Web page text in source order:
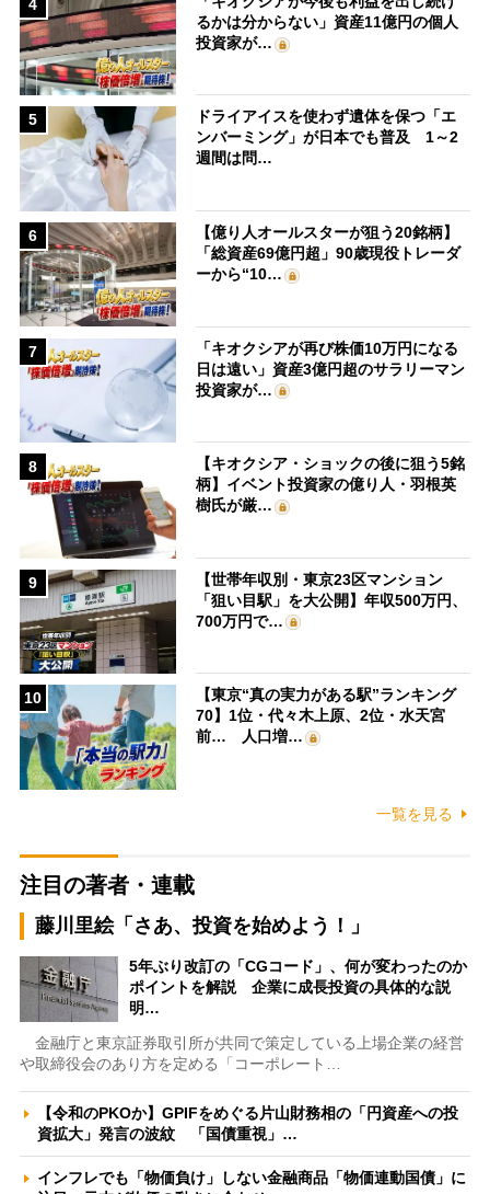
4
るかは分からない」資産11億円の個人
投資家が…
5
ドライアイスを使わず遺体を保つ「エ
ンバーミング」が日本でも普及 1～2
週間は問…
6
【億り人オールスターが狙う20銘柄】
「総資産69億円超」90歳現役トレーダ
ーから“10…
7
「キオクシアが再び株価10万円になる
日は遠い」資産3億円超のサラリーマン
投資家が…
8
【キオクシア・ショックの後に狙う5銘
柄】イベント投資家の億り人・羽根英
樹氏が厳…
9
【世帯年収別・東京23区マンション
「狙い目駅」を大公開】年収500万円、
700万円で…
10
【東京“真の実力がある駅”ランキング
70】1位・代々木上原、2位・水天宮
前… 人口増…
一覧を見る
注目の著者・連載
藤川里絵「さあ、投資を始めよう！」
5年ぶり改訂の「CGコード」、何が変わったのか
ポイントを解説 企業に成長投資の具体的な説
明…
金融庁と東京証券取引所が共同で策定している上場企業の経営
や取締役会のあり方を定める「コーポレート…
【令和のPKOか】GPIFをめぐる片山財務相の「円資産への投
資拡大」発言の波紋 「国債重視」…
インフレでも「物価負け」しない金融商品「物価連動国債」に